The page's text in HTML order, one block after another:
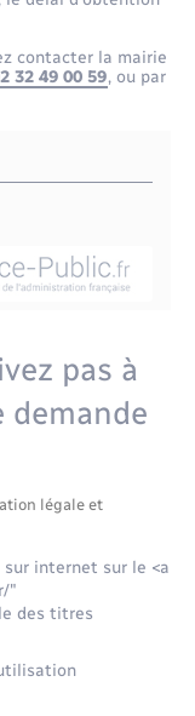
de l’espace
contacter la mairie
32 49 00 59, ou par
pas à
demande
légale et
internet sur le <a
"
des titres